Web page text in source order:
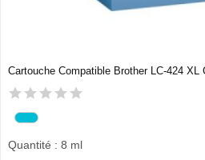
Cartouche Compatible Brother LC-424 XL
Quantité : 8 ml